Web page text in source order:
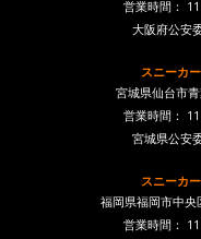
営業時間：
大阪府公安
スニーカ
宮城県仙台市
営業時間：
宮城県公安
スニーカ
福岡県福岡市中央
営業時間：